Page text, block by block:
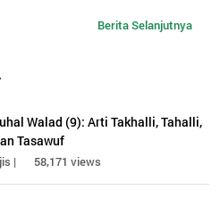
Berita Selanjutnya
Walad (9): Arti Takhalli, Tahalli,
Tasawuf
| 58,171 views